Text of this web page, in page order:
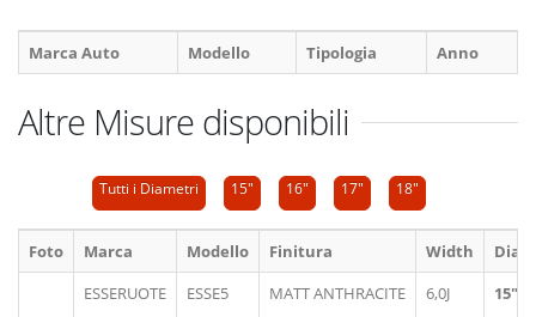
Marca Auto Modello Tipologia Anno
Altre Misure disponibili
Tutti i Diametri 15" 16" 17" 18"
Foto Marca Modello Finitura Width
Diam
ESSERUOTE
ESSE5 MATT ANTHRACITE 6,0J 15"